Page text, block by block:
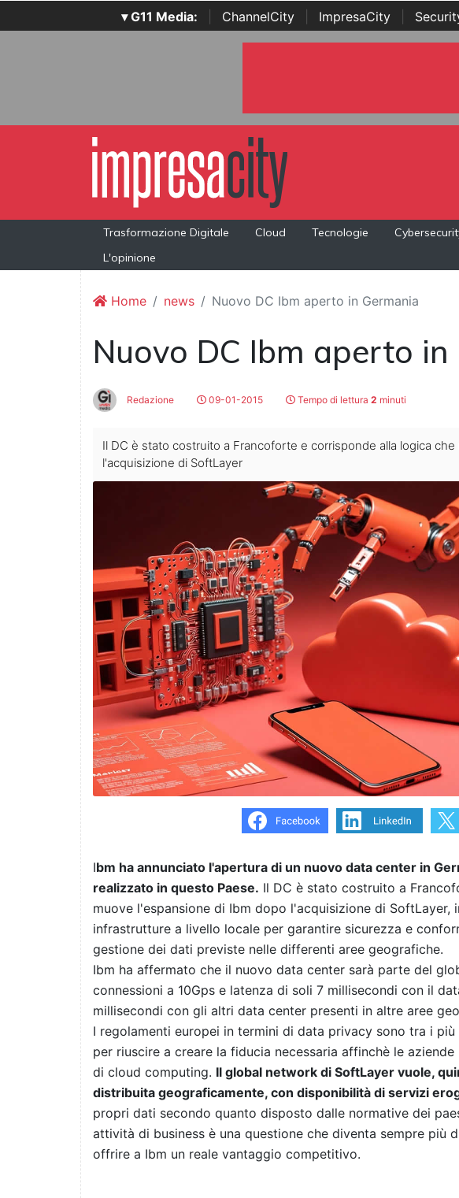
▾ G11 Media: ChannelCity ImpresaCity
Trasformazione Digitale Cloud Tecnologie
L'opinione
Home news Nuovo DC Ibm aperto in Germania
Nuovo DC Ibm aperto in
Redazione 09-01-2015 Tempo di lettura 2 minuti
Il DC è stato costruito a Francoforte e corrisponde alla logica
l'acquisizione di SoftLayer
Ibm ha annunciato l'apertura di un nuovo data center in
realizzato in questo Paese. Il DC è stato costruito a
muove l'espansione di Ibm dopo l'acquisizione di SoftLayer,
infrastrutture a livello locale per garantire sicurezza e
gestione dei dati previste nelle differenti aree geografiche.
Ibm ha affermato che il nuovo data center sarà parte del
connessioni a 10Gps e latenza di soli 7 millisecondi con il
millisecondi con gli altri data center presenti in altre aree
I regolamenti europei in termini di data privacy sono tra i
per riuscire a creare la fiducia necessaria affinchè le
di cloud computing. Il global network di SoftLayer vuole,
distribuita geograficamente, con disponibilità di servizi
propri dati secondo quanto disposto dalle normative dei
attività di business è una questione che diventa sempre più
offrire a Ibm un reale vantaggio competitivo.